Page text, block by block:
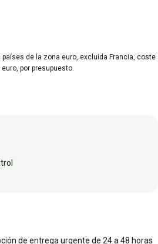
de la zona euro, excluida Francia, coste
por presupuesto.
de entrega urgente de 24 a 48 horas